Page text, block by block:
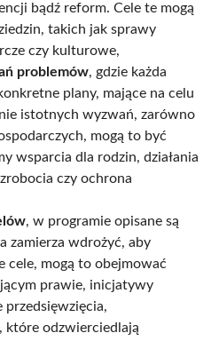
bądź reform. Cele te mogą
takich jak sprawy
czy kulturowe,
problemów, gdzie każda
plany, mające na celu
istotnych wyzwań, zarówno
mogą to być
wsparcia dla rodzin, działania
czy ochrona
, w programie opisane są
zamierza wdrożyć, aby
cele, mogą to obejmować
prawie, inicjatywy
przedsięwzięcia,
, które odzwierciedlają